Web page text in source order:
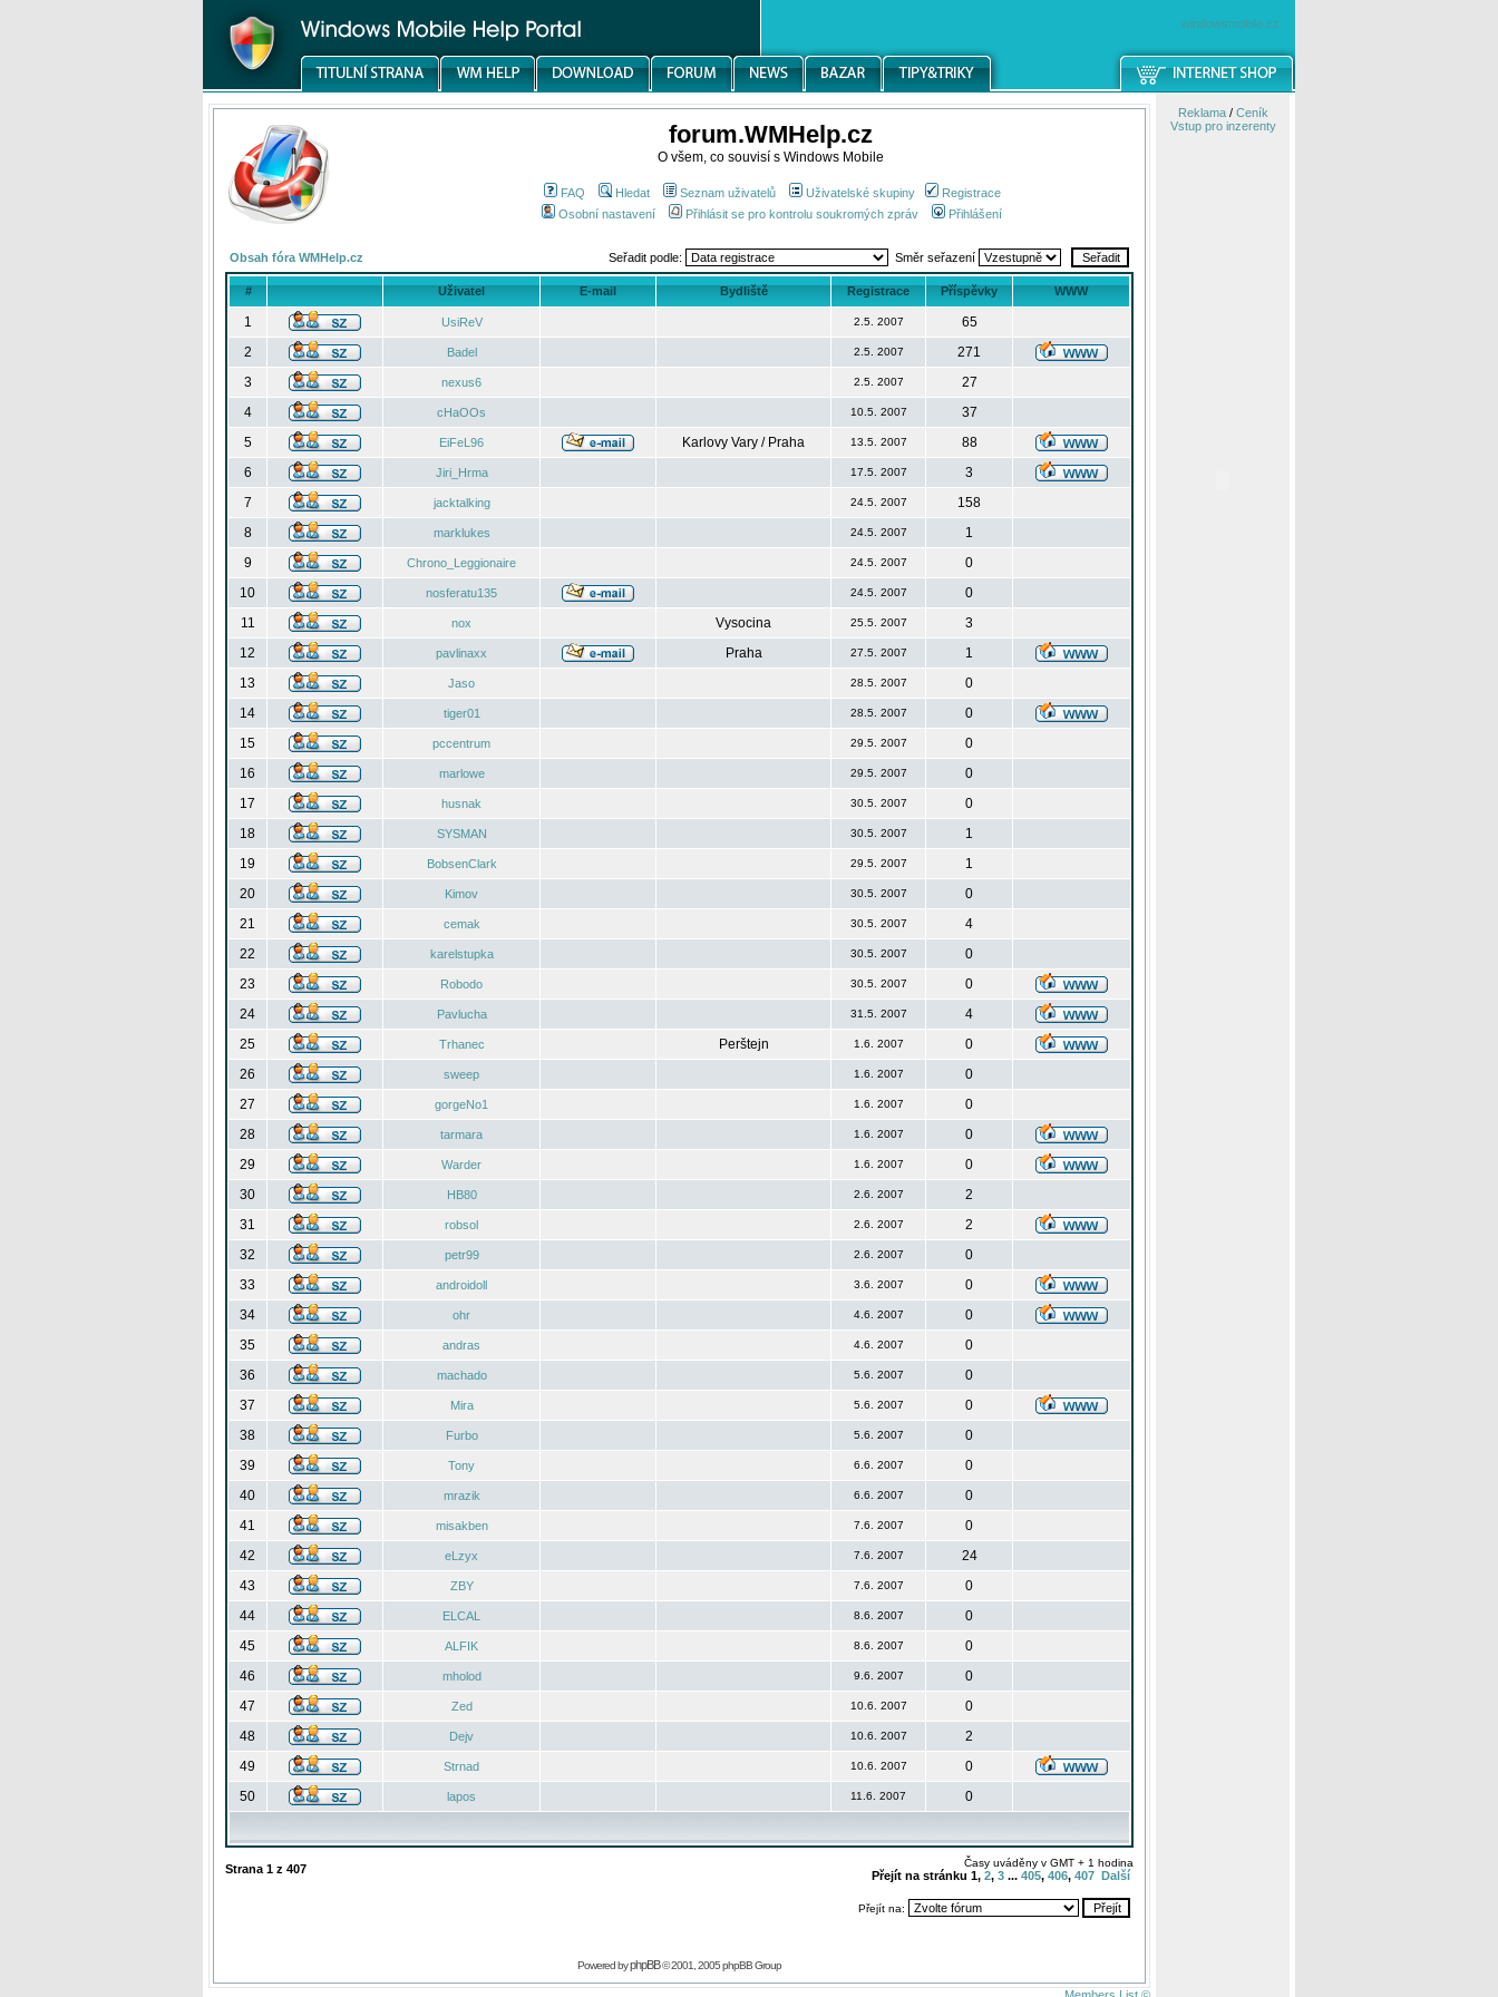
windowsmobile.cz
forum.WMHelp.cz
O všem, co souvisí s Windows Mobile
FAQ Hledat Seznam uživatelů Uživatelské skupiny
Registrace
Osobní nastavení
Přihlásit se pro kontrolu soukromých zpráv Přihlášení
Obsah fóra WMHelp.cz Seřadit podle: Směr seřazení
# Uživatel E-mail Bydliště Registrace Příspěvky WWW
1 UsiReV 2.5. 2007
65
2
Badel 2.5. 2007
271
3
nexus6 2.5. 2007
27
4
cHaOOs 10.5. 2007
37
5
EiFeL96 Karlovy Vary / Praha 13.5. 2007
88
6
Jiri_Hrma 17.5. 2007
3
7
jacktalking 24.5. 2007
158
8
marklukes 24.5. 2007
1
9
Chrono_Leggionaire 24.5. 2007
0
10
nosferatu135 24.5. 2007
0
11
nox Vysocina 25.5. 2007
3
12
pavlinaxx Praha 27.5. 2007
1
13
Jaso 28.5. 2007
0
14
tiger01 28.5. 2007
0
15
pccentrum 29.5. 2007
0
16
marlowe 29.5. 2007
0
17
husnak 30.5. 2007
0
18
SYSMAN 30.5. 2007
1
19
BobsenClark 29.5. 2007
1
20
Kimov 30.5. 2007
0
21
cemak 30.5. 2007
4
22
karelstupka 30.5. 2007
0
23
Robodo 30.5. 2007
0
24
Pavlucha 31.5. 2007
4
25
Trhanec Perštejn 1.6. 2007
0
26
sweep 1.6. 2007
0
27
gorgeNo1 1.6. 2007
0
28
tarmara 1.6. 2007
0
29
Warder 1.6. 2007
0
30
HB80 2.6. 2007
2
31
robsol 2.6. 2007
2
32
petr99 2.6. 2007
0
33
androidoll 3.6. 2007
0
34
ohr 4.6. 2007
0
35
andras 4.6. 2007
0
36
machado 5.6. 2007
0
37
Mira 5.6. 2007
0
38
Furbo 5.6. 2007
0
39
Tony 6.6. 2007
0
40
mrazik 6.6. 2007
0
41
misakben 7.6. 2007
0
42
eLzyx 7.6. 2007
24
43
ZBY 7.6. 2007
0
44
ELCAL 8.6. 2007
0
45
ALFIK 8.6. 2007
0
46
mholod 9.6. 2007
0
47
Zed 10.6. 2007
0
48
Dejv 10.6. 2007
2
49
Strnad 10.6. 2007
0
50
lapos 11.6. 2007 0
Strana 1 z 407 Časy uváděny v GMT + 1 hodina
Přejít na stránku 1, 2, 3 ... 405, 406, 407 Další
Přejít na:
Powered byphpBB© 2001, 2005 phpBB Group
Reklama/ Ceník
Vstup pro inzerenty